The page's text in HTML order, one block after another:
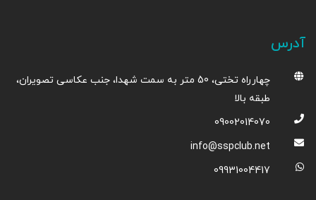
آدرس
چهارراه تختی، 50 متر به سمت شهدا، جنب عکاسی تصویران،
طبقه بالا
09002014070
info@sspclub.net
09931004417